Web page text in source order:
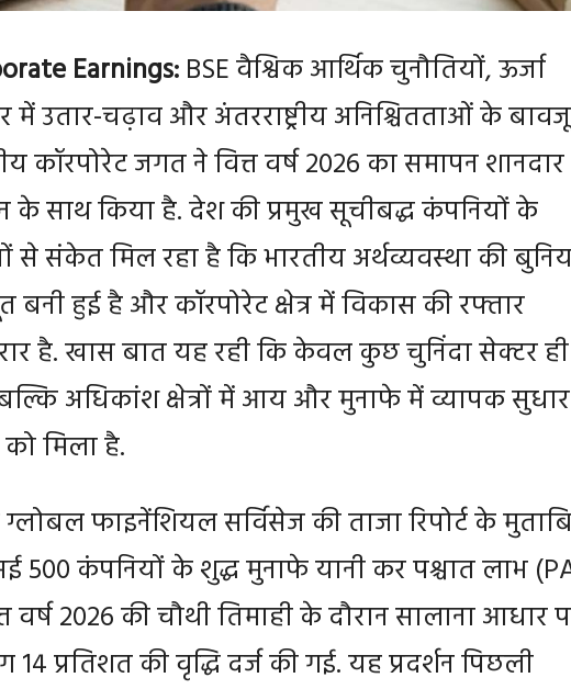
Earnings: BSE वैश्विक आर्थिक चुनौतियों, ऊर्जा
में उतार-चढ़ाव और अंतरराष्ट्रीय अनिश्चितताओं के
कॉरपोरेट जगत ने वित्त वर्ष 2026 का समापन शानदार
के साथ किया है. देश की प्रमुख सूचीबद्ध कंपनियों के
से संकेत मिल रहा है कि भारतीय अर्थव्यवस्था की
हुई है और कॉरपोरेट क्षेत्र में विकास की रफ्तार
है. खास बात यह रही कि केवल कुछ चुनिंदा सेक्टर ही
अधिकांश क्षेत्रों में आय और मुनाफे में व्यापक सुधार
मिला है.
फाइनेंशियल सर्विसेज की ताजा रिपोर्ट के
500 कंपनियों के शुद्ध मुनाफे यानी कर पश्चात लाभ
वर्ष 2026 की चौथी तिमाही के दौरान सालाना आधार
प्रतिशत की वृद्धि दर्ज की गई. यह प्रदर्शन पिछली